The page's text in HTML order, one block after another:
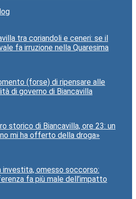
tra coriandoli e ceneri: se il
fa irruzione nella Quaresima
(forse) di ripensare alle
di governo di Biancavilla
storico di Biancavilla, ore 23: un
mi ha offerto della droga»
investita, omesso soccorso:
fa più male dell’impatto